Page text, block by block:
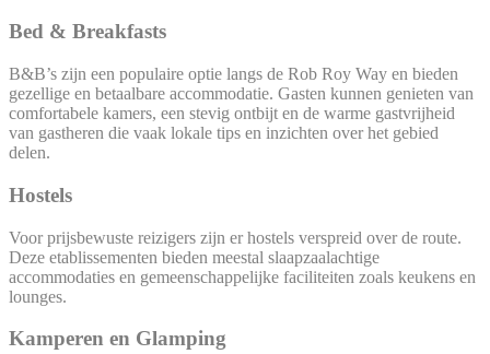
Bed & Breakfasts
B&B’s zijn een populaire optie langs de Rob Roy Way en bieden
gezellige en betaalbare accommodatie. Gasten kunnen genieten van
comfortabele kamers, een stevig ontbijt en de warme gastvrijheid
van gastheren die vaak lokale tips en inzichten over het gebied
delen.
Hostels
Voor prijsbewuste reizigers zijn er hostels verspreid over de route.
Deze etablissementen bieden meestal slaapzaalachtige
accommodaties en gemeenschappelijke faciliteiten zoals keukens en
lounges.
Kamperen en Glamping